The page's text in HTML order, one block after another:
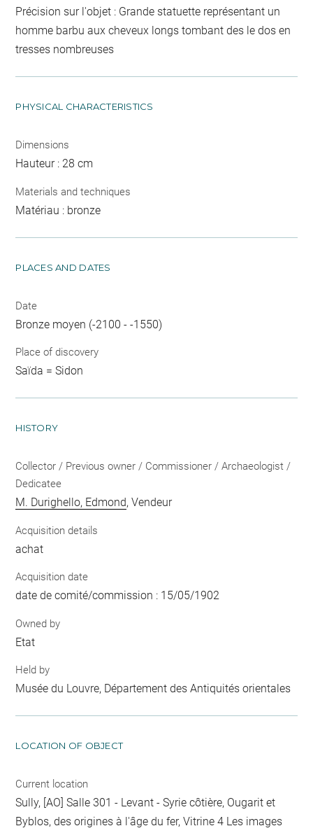
Précision sur l'objet : Grande statuette représentant un
homme barbu aux cheveux longs tombant des le dos en
tresses nombreuses
PHYSICAL CHARACTERISTICS
Dimensions
Hauteur : 28 cm
Materials and techniques
Matériau : bronze
PLACES AND DATES
Date
Bronze moyen (-2100 - -1550)
Place of discovery
Saïda = Sidon
HISTORY
Collector / Previous owner / Commissioner / Archaeologist /
Dedicatee
M. Durighello, Edmond, Vendeur
Acquisition details
achat
Acquisition date
date de comité/commission : 15/05/1902
Owned by
Etat
Held by
Musée du Louvre, Département des Antiquités orientales
LOCATION OF OBJECT
Current location
Sully, [AO] Salle 301 - Levant - Syrie côtière, Ougarit et
Byblos, des origines à l'âge du fer, Vitrine 4 Les images